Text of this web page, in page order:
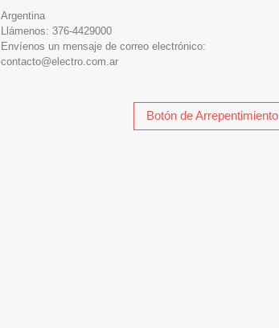
Argentina
Llámenos: 376-4429000
Envíenos un mensaje de correo electrónico:
contacto@electro.com.ar
Botón de Arrepentimiento